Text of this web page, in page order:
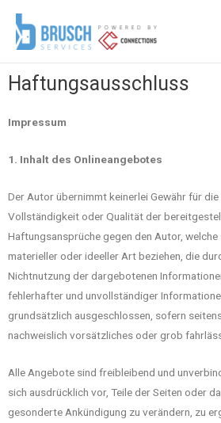
Haftungsausschluss
Impressum
1. Inhalt des Onlineangebotes
Der Autor übernimmt keinerlei Gewähr für
Vollständigkeit oder Qualität der
Haftungsansprüche gegen den Autor, welche
materieller oder ideeller Art beziehen, die
Nichtnutzung der dargebotenen
fehlerhafter und unvollständiger
grundsätzlich ausgeschlossen, sofern
nachweislich vorsätzliches oder grob
Alle Angebote sind freibleibend und
sich ausdrücklich vor, Teile der Seiten oder
gesonderte Ankündigung zu verändern, zu